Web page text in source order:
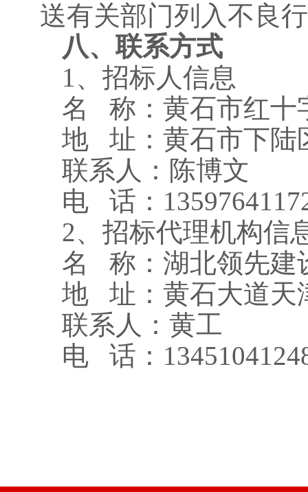
送有关部门列入不良
八、联系方式
1、招标人信息
名
称： 黄石市红十
地
址： 黄石市下陆
联系人： 陈博文
电
话：
2、招标代理机构信
名
称： 湖北领先建
地
址： 黄石大道天
联系人： 黄工
电
话：